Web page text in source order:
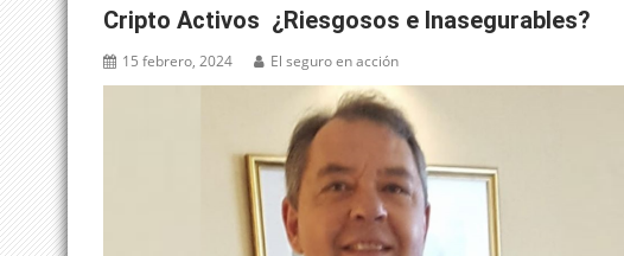
Cripto Activos ¿Riesgosos e Inasegurables?
15 febrero, 2024 El seguro en acción